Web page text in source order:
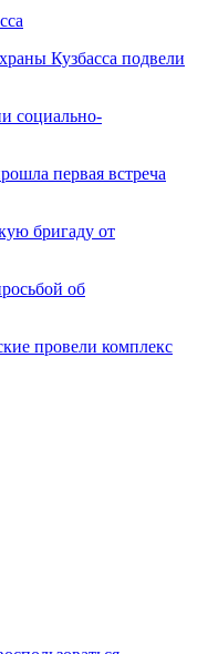
Кузбасса подвели
социально-
первая встреча
бригаду от
об
провели комплекс